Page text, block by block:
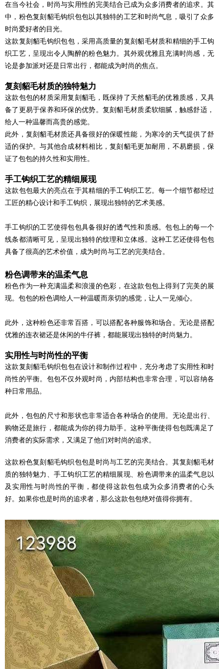
在当今社会，时尚与实用性的完美结合已成为众多消费者的追求。其
中，粉色复刻貂毛钩织包包以其独特的工艺和时尚气息，吸引了众多
时尚爱好者的目光。
这款复刻貂毛钩织包包，采用高质量的复刻貂毛材质和精细的手工钩
织工艺，呈现出令人陶醉的粉色魅力。其外观优雅且充满时尚感，无
论是参加派对还是日常出行，都能成为时尚的焦点。
复刻貂毛材质的独特魅力
这款包包的材质采用复刻貂毛，既保持了天然貂毛的优雅质感，又具
备了更易于保养和环保的优势。 复刻貂毛材质柔软细腻，触感舒适，
给人一种温馨而高贵的感觉。
此外， 复刻貂毛材质还具备很好的保暖性能，为寒冷的天气提供了舒
适的保护。与其他合成材料相比，复刻 貂毛更加耐用，不易磨损，保
证了包包的持久性和实用性。
手工钩织工艺的精细展现
这款包包最大的亮点在于其精细的手工钩织工艺。每一个细节都经过
工匠的精心设计和手工钩织，展现出独特的艺术美感。
手工钩织的工艺使得包包具备很好的透气性和质感。包包上的每一个
线条都清晰可见，呈现出独特的纹理和立体感。这种工艺还使得包包
具备了很高的艺术价值，成为时尚与工艺的完美结合。
粉色调带来的温柔气息
粉色作为一种充满温柔和浪漫的色彩，在这款包包上得到了完美的展
现。包包的粉色调给人一种温暖而亲切的感觉，让人一见倾心。
此外，这种粉色还非常百搭，可以搭配各种服饰和场合。无论是搭配
优雅的连衣裙还是休闲的牛仔裤，都能展现出独特的时尚魅力。
实用性与时尚性的平衡
这款复刻貂毛钩织包包在设计和制作过程中，充分考虑了实用性和时
尚性的平衡。包包不仅外观时尚，内部结构也非常合理，可以容纳各
种日常用品。
此外，包包的尺寸和形状也非常适合各种场合的使用。无论是出行、
购物还是旅行，都能成为你的得力助手。这种平衡使得包包既满足了
消费者的实际需求，又满足了他们对时尚的追求。
这款粉色复刻 貂毛钩织包包是时尚与工艺的完美结合。其复刻貂毛材
质的独特魅力、手工钩织工艺的精细展现、粉色调带来的温柔气息以
及实用性与时尚性的平衡，都使得这款包包成为众多消费者的心头
好。如果你也是时尚的追求者，那么这款包包绝对值得你拥有。